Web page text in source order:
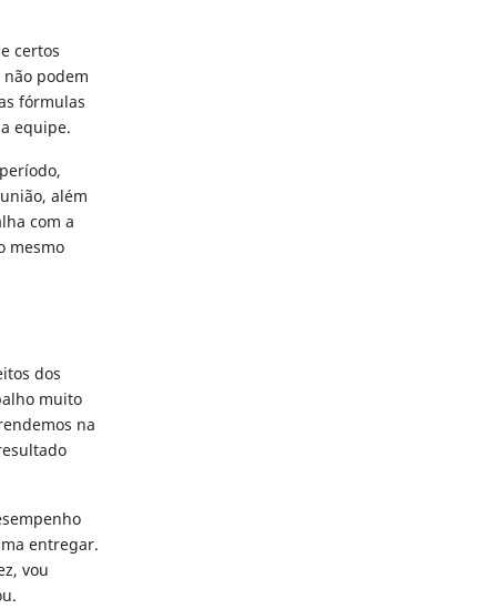
certos
podem
fórmulas
equipe.
além
com a
mesmo
dos
muito
na
entregar.
vou